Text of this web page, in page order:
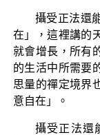
攝受正法還
在」，這裡講的
就會增長，所有
的生活中所需要
思量的禪定境界
意自在」。
攝受正法還